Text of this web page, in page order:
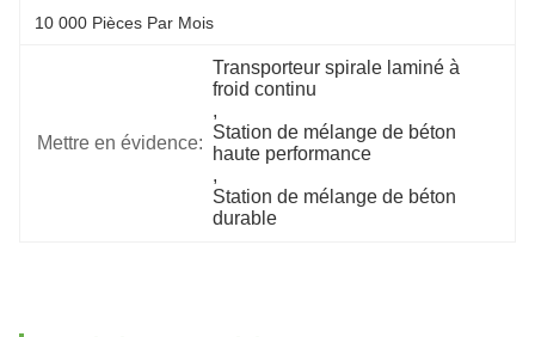
10 000 Pièces Par Mois
Mettre en évidence:
Transporteur spirale laminé à
froid continu
,
Station de mélange de béton
haute performance
,
Station de mélange de béton
durable